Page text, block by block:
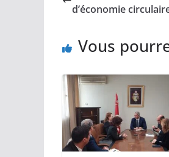
d’économie
Vous